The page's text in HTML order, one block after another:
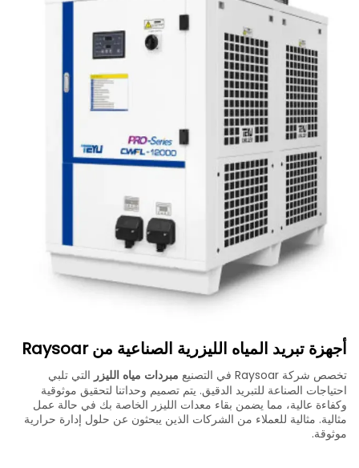
أجهزة تبريد المياه الليزرية الصناعية من Raysoar
تخصص شركة Raysoar في التصنيع مبردات مياه الليزر التي تلبي
احتياجات الصناعة للتبريد الدقيق. يتم تصميم وحداتنا لتحقيق موثوقية
وكفاءة عالية، مما يضمن بقاء معدات الليزر الخاصة بك في حالة عمل
مثالية. مثالية للعملاء من الشركات الذين يبحثون عن حلول إدارة حرارية
موثوقة.